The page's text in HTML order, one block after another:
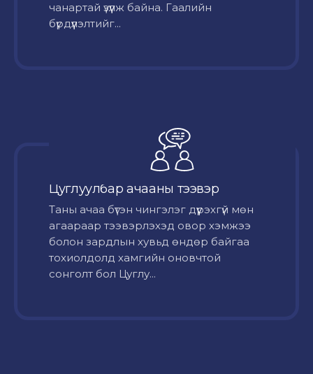
чанартай үзүүлж байна. Гаалийн
бүрдүүлэлтийг...
Цуглуулбар ачааны тээвэр
Таны ачаа бүтэн чингэлэг дүүрэхгүй мөн
агаараар тээвэрлэхэд овор хэмжээ
болон зардлын хувьд өндөр байгаа
тохиолдолд хамгийн оновчтой
сонголт бол Цуглу...